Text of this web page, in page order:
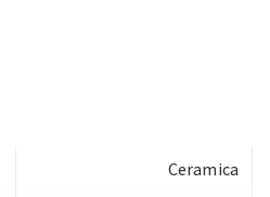
Ceramica